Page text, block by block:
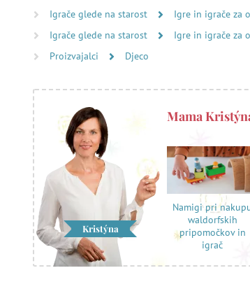
Igrače glede na starost
Igre in igrače za
Igrače glede na starost
Igre in igrače za
Proizvajalci
Djeco
Kristýna
Mama
Namigi pri
waldorfskih
pripomočkov in
igrač